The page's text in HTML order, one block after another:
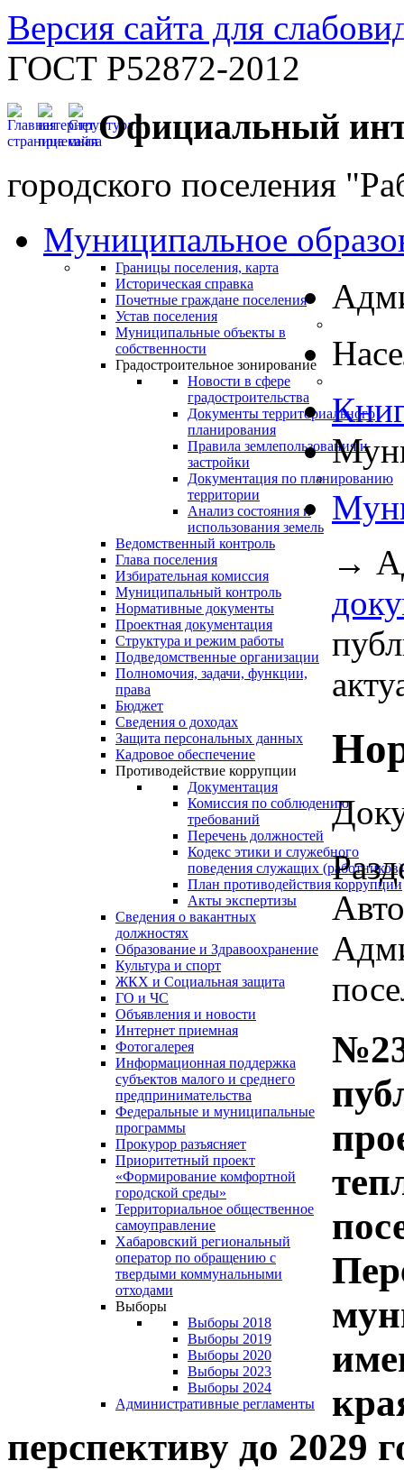
Версия сайта для
ГОСТ Р52872-2012
Официальный
городского поселения
Муниципальное
Границы поселения, карта
Историческая справка
Почетные граждане поселения
Устав поселения
Муниципальные объекты в
собственности
Градостроительное зонирование
Новости в сфере
градостроительства
Документы территориального
планирования
Правила землепользования и
застройки
Документация по планированию
территории
Анализ состояния и
использования земель
Ведомственный контроль
Глава поселения
Избирательная комиссия
Муниципальный контроль
Нормативные документы
Проектная документация
Структура и режим работы
Подведомственные организации
Полномочия, задачи, функции,
права
Бюджет
Сведения о доходах
Защита персональных данных
Кадровое обеспечение
Противодействие коррупции
Документация
Комиссия по соблюдению
требований
Перечень должностей
Кодекс этики и служебного
поведения служащих (работников)
План противодействия коррупции
Акты экспертизы
Сведения о вакантных
должностях
Образование и Здравоохранение
Культура и спорт
ЖКХ и Социальная защита
ГО и ЧС
Объявления и новости
Интернет приемная
Фотогалерея
Информационная поддержка
субъектов малого и среднего
предпринимательства
Федеральные и муниципальные
программы
Прокурор разъясняет
Приоритетный проект
«Формирование комфортной
городской среды»
Территориальное общественное
самоуправление
Хабаровский региональный
оператор по обращению с
твердыми коммунальными
отходами
Выборы
Выборы 2018
Выборы 2019
Выборы 2020
Выборы 2023
Выборы 2024
Административные регламенты
→
перспективу до 2029